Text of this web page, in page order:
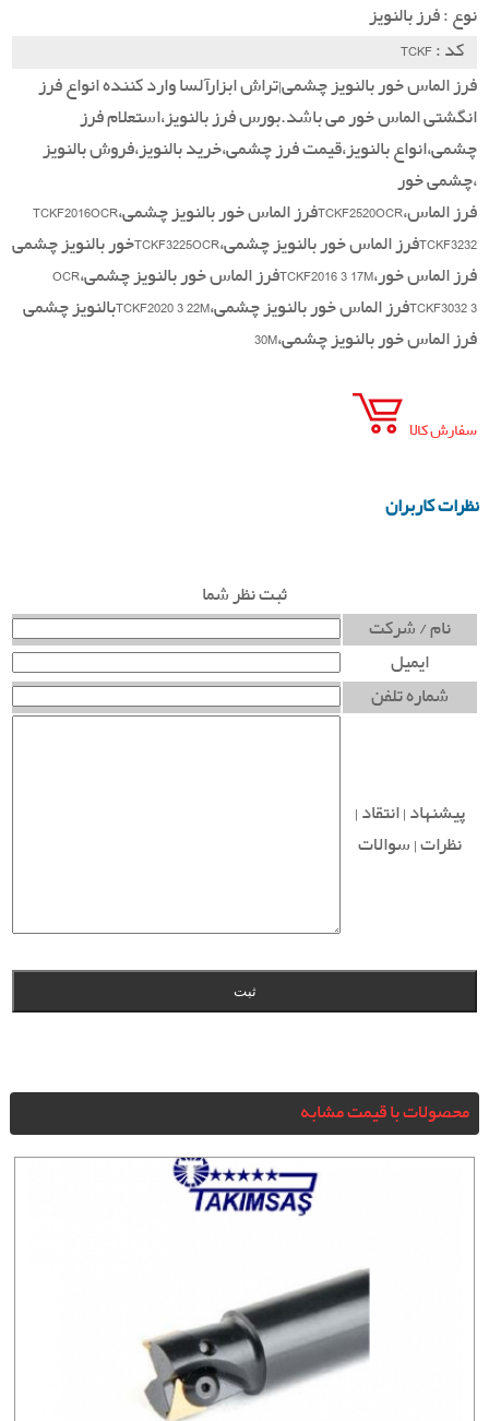
نوع : فرز بالنویز
فرز الماس خور بالنویز چشمی|تراش ابزارآلسا وارد کننده انواع فرز
انگشتی الماس خور می باشد.بورس فرز بالنویز،استعلام فرز
چشمی،انواع بالنویز،قیمت فرز چشمی،خرید بالنویز،فروش بالنویز
چشمی خور،
TCKF2016OCR،فرز الماس خور بالنویز چشمیTCKF2520OCR،فرز الماس
خور بالنویز چشمیTCKF3225OCR،فرز الماس خور بالنویز چشمیTCKF3232
OCR،فرز الماس خور بالنویز چشمیTCKF2016 3 17M،فرز الماس خور
بالنویز چشمیTCKF2020 3 22M،فرز الماس خور بالنویز چشمیTCKF3032 3
30M،فرز الماس خور بالنویز چشمی
سفارش کالا
نظرات کاربران
ثبت نظر شما
نام / شرکت
ایمیل
شماره تلفن
پیشنهاد | انتقاد |
نظرات | سوالات
محصولات با قیمت مشابه